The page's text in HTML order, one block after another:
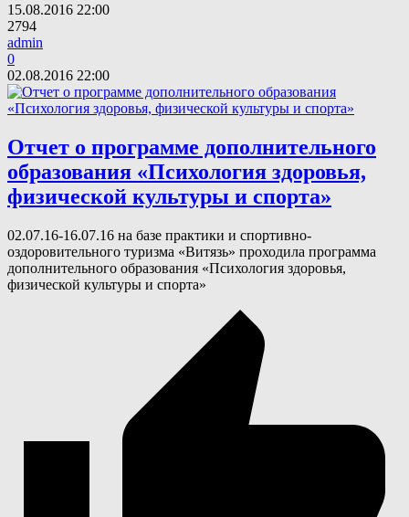
15.08.2016 22:00
2794
admin
0
02.08.2016 22:00
Отчет о программе дополнительного
образования «Психология здоровья,
физической культуры и спорта»
0​2.07.16-16.07.16 на базе практики и спортивно-
оздоровительного туризма «Витязь» проходила программа
дополнительного образования «Психология здоровья,
физической культуры и спорта»